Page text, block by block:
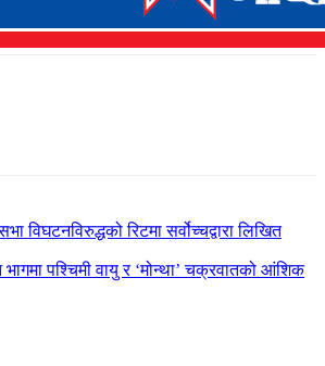
विघटनविरुद्धको रिटमा सर्वोच्चद्वारा लिखित
भागमा पश्चिमी वायु र ‘मोन्था’ चक्रवातको आंशिक